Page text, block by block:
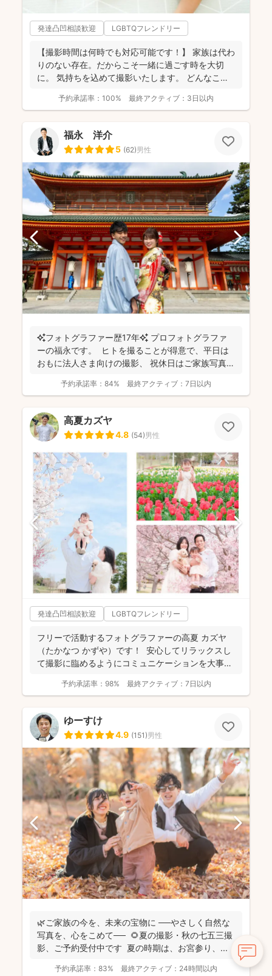
発達凸凹相談歓迎 LGBTQフレンドリー
【撮影時間は何時でも対応可能です！】 家族は代わ
りのない存在。だからこそ一緒に過ごす時を大切
に。 気持ちを込めて撮影いたします。 どんなこと
予約承諾率： 100% 最終アクティブ： 3日以内
福永 洋介
5 (62)男性
✨フォトグラファー歴17年✨ プロフォトグラファ
ーの福永です。 ヒトを撮ることが得意で、平日は
おもに法人さま向けの撮影、 祝休日はご家族写真や
予約承諾率： 84% 最終アクティブ： 7日以内
高夏カズヤ
4.8 (54)男性
発達凸凹相談歓迎 LGBTQフレンドリー
フリーで活動するフォトグラファーの高夏 カズヤ
（たかなつ かずや）です！ 安心してリラックスし
て撮影に臨めるようにコミュニケーションを大事に
予約承諾率： 98% 最終アクティブ： 7日以内
ゆーすけ
4.9 (151)男性
🌿ご家族の今を、未来の宝物に ──やさしく自然な
写真を、心をこめて── 🌻夏の撮影・秋の七五三撮
影、ご予約受付中です 夏の時期は、お宮参り、...
予約承諾率： 83% 最終アクティブ： 24時間以内